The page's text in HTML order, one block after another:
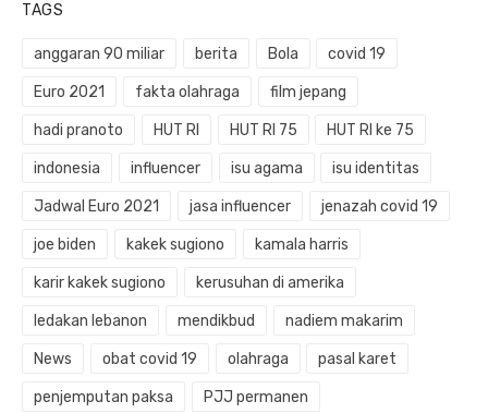
TAGS
anggaran 90 miliar berita Bola covid 19
Euro 2021 fakta olahraga film jepang
hadi pranoto HUT RI HUT RI 75 HUT RI ke 75
indonesia influencer isu agama isu identitas
Jadwal Euro 2021 jasa influencer jenazah covid 19
joe biden kakek sugiono kamala harris
karir kakek sugiono kerusuhan di amerika
ledakan lebanon mendikbud nadiem makarim
News obat covid 19 olahraga pasal karet
penjemputan paksa PJJ permanen